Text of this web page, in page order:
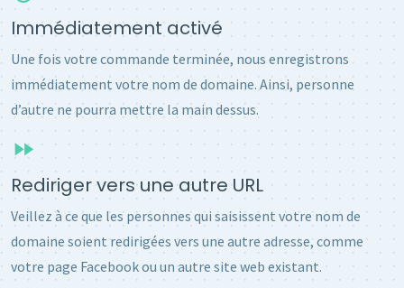
Immédiatement activé
Une fois votre commande terminée, nous enregistrons
immédiatement votre nom de domaine. Ainsi, personne
d’autre ne pourra mettre la main dessus.
Rediriger vers une autre URL
Veillez à ce que les personnes qui saisissent votre nom de
domaine soient redirigées vers une autre adresse, comme
votre page Facebook ou un autre site web existant.